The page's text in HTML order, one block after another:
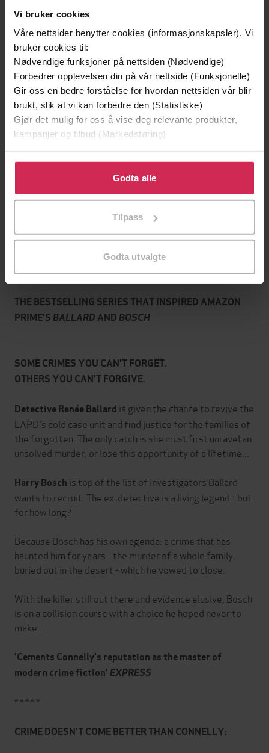
Vi bruker cookies
Våre nettsider benytter cookies (informasjonskapsler). Vi
bruker cookies til:
Nødvendige funksjoner på nettsiden (Nødvendige)
Forbedrer opplevelsen din på vår nettside (Funksjonelle)
Gir oss en bedre forståelse for hvordan nettsiden vår blir
brukt, slik at vi kan forbedre den (Statistiske)
Gjør det mulig for oss å vise deg relevante produkter,
kampanjer og tilbud (Markedsføring)
Klikk på «Godta alle» for å gi oss ditt samtykke til å
bruke cookies for alle disse formålene. Du kan også
tilpasse ditt samtykke til spesifikke formål ved å klikke
Godta alle
Tilpass
Godta utvalgte
Utgitt 08.11.2022
Lengde 9:38
Sjanger Krim
Språk English
Format mp3
ISBN 9781409186274
Om boken
THE BESTSELLING SERIES THAT INSPIRED AMAZON
PRIME'S BALLARD AND BOSCH
SOME CRIMES YOU CAN'T FORGET.
OTHERS YOU CAN'T FORGIVE.
Detective Renée Ballard is given the chance to revive the
LAPD's cold case unit and find justice for the families of
the forgotten. The only catch is she must first unravel an
unsolved murder, or lose this opportunity of a lifetime...
Harry Bosch is top of the list of investigators Ballard
wants to recruit. The ex-detective is a living legend - but
for how long?
Because Bosch has his own agenda: a crime that has
haunted him for years - the murder of a whole family,
buried out in the desert - which he vowed to close.
With the killer still out there and evidence elusive, Bosch
is on a collision course with a choice he hoped never to
make...
'Cements Connelly's reputation as the master of
modern crime fiction' EXPRESS
* * * * *
CRIME DOESN'T COME BETTER THAN CONNELLY: